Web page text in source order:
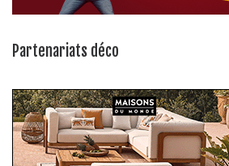
Partenariats déco